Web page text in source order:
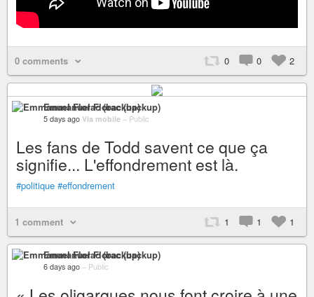
0 comments 0 0 2
Emmanuel Florac (backup)
5 days ago Via mobile – Public
Les fans de Todd savent ce que ça
signifie... L'effondrement est là.
#politique #effondrement
1 comment 1 1 1
Emmanuel Florac (backup)
6 days ago – Public